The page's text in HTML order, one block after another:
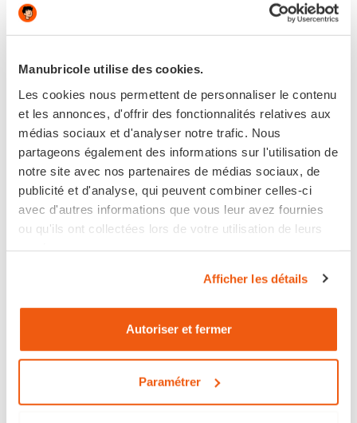
Manubricole utilise des cookies.
Les cookies nous permettent de personnaliser le contenu
et les annonces, d'offrir des fonctionnalités relatives aux
médias sociaux et d'analyser notre trafic. Nous
partageons également des informations sur l'utilisation de
notre site avec nos partenaires de médias sociaux, de
publicité et d'analyse, qui peuvent combiner celles-ci
avec d'autres informations que vous leur avez fournies
ou qu'ils ont collectées lors de votre utilisation de leurs
Afficher les détails
Autoriser et fermer
Paramétrer
Disponible
Expédié sous 6 jours ouvrés
Retour sous 14 jours
Les points clés
Description